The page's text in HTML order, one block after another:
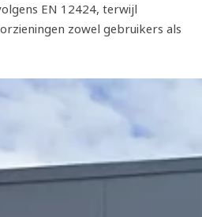
EN 12424, terwijl
zowel gebruikers als